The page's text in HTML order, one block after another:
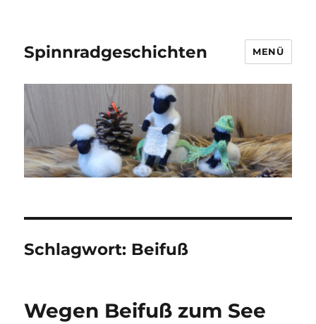
Spinnradgeschichten MENÜ
Schlagwort: Beifuß
Wegen Beifuß zum See